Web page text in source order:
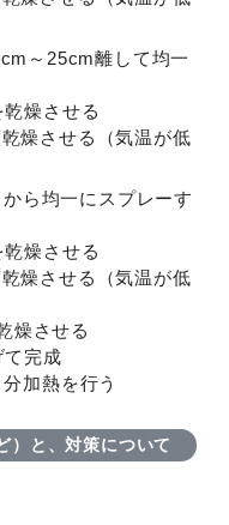
～25cm離して均一
燥させる
燥させる（気温が低
ら均一にスプレーす
燥させる
燥させる（気温が低
燥させる
て完成
加熱を行う
）と、対策について